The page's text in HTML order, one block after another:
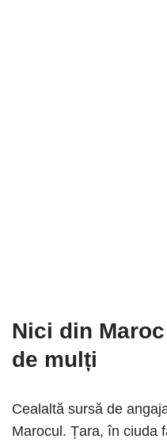
Nici din
de mulți
Cealaltă sursă de
Marocul. Țara, în ciuda